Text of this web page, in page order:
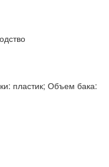
пластик; Объем бака: